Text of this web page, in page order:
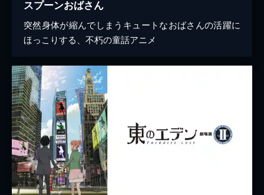
スプーンおばさん
突然身体が縮んでしまうキュートなおばさんの活躍に
ほっこりする、不朽の童話アニメ